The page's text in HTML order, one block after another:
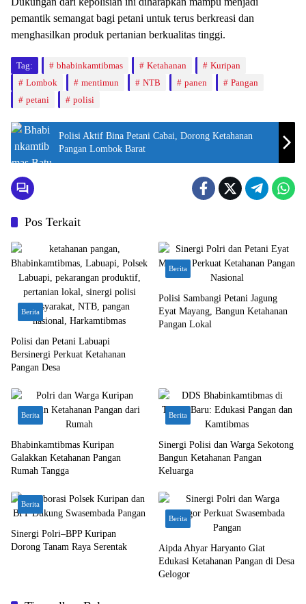
pemantik semangat bagi petani untuk terus berkreasi dan
menghasilkan produk pertanian berkualitas tinggi.
Tag: bhabinkamtibmas Ketahanan
Kuripan
Lombok
mentimun NTB panen
Pangan
petani
polisi
Polisi Aktif Bina Petani Cabai, Dorong Ketahanan
Pangan Lombok Barat
Pos Terkait
Berita
Polisi dan Petani Labuapi
Bersinergi Perkuat Ketahanan
Pangan Desa
Berita
Polisi Sambangi Petani Jagung
Eyat Mayang, Bangun Ketahanan
Pangan Lokal
Berita
Bhabinkamtibmas Kuripan
Galakkan Ketahanan Pangan
Rumah Tangga
Berita
Sinergi Polisi dan Warga Sekotong
Bangun Ketahanan Pangan
Keluarga
Berita
Sinergi Polri–BPP Kuripan
Dorong Tanam Raya Serentak
Berita
Aipda Ahyar Haryanto Giat
Edukasi Ketahanan Pangan di Desa
Gelogor